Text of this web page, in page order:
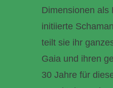
Dimensionen als
initiierte
teilt sie ihr
Gaia und ihren
30 Jahre für